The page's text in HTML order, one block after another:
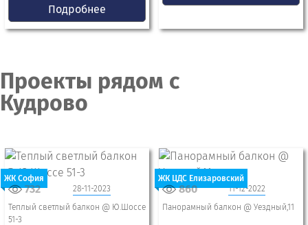
Подробнее
Проекты рядом с
Кудрово
ЖК София
28-11-2023
732
Теплый светлый балкон @ Ю.Шоссе
51-3
ЖК ЦДС Елизаровский
11-12-2022
860
Панорамный балкон @ Уездный,11